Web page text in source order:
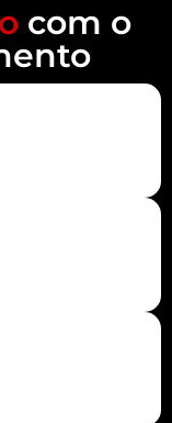
com o